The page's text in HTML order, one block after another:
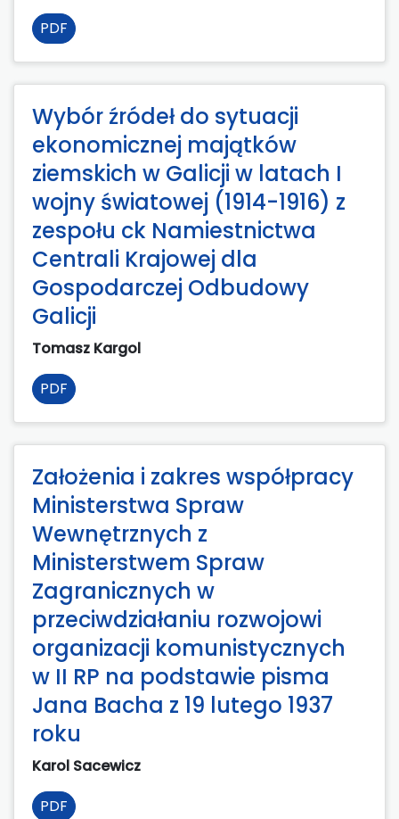
PDF
Wybór źródeł do sytuacji
ekonomicznej majątków
ziemskich w Galicji w latach I
wojny światowej (1914-1916) z
zespołu ck Namiestnictwa
Centrali Krajowej dla
Gospodarczej Odbudowy
Galicji
Tomasz Kargol
PDF
Założenia i zakres współpracy
Ministerstwa Spraw
Wewnętrznych z
Ministerstwem Spraw
Zagranicznych w
przeciwdziałaniu rozwojowi
organizacji komunistycznych
w II RP na podstawie pisma
Jana Bacha z 19 lutego 1937
roku
Karol Sacewicz
PDF